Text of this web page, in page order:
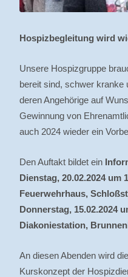
Hospizbegleitung wird
Unsere Hospizgruppe
bereit sind, schwer kranke
deren Angehörige auf
Gewinnung von
auch 2024 wieder ein
Den Auftakt bildet ein
Dienstag, 20.02.2024 um
Feuerwehrhaus,
Donnerstag, 15.02.2024
Diakoniestation,
An diesen Abenden wird
Kurskonzept der